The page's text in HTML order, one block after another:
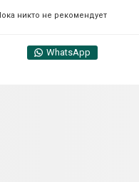
никто не рекомендует
WhatsApp